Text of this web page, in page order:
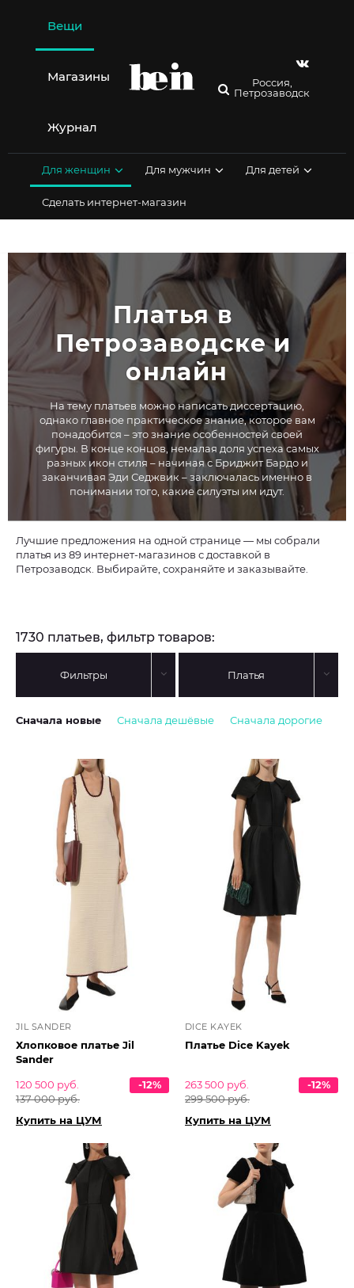
содержимому
Вещи
Магазины
Журнал
Россия,
Петрозаводск
Для женщин Для мужчин Для детей
Сделать интернет-магазин
Платья в
Петрозаводске и
онлайн
На тему платьев можно написать диссертацию,
однако главное практическое знание, которое вам
понадобится – это знание особенностей своей
фигуры. В конце концов, немалая доля успеха самых
разных икон стиля – начиная с Бриджит Бардо и
заканчивая Эди Седжвик – заключалась именно в
понимании того, какие силуэты им идут.
Лучшие предложения на одной странице — мы собрали
платья из 89 интернет-магазинов с доставкой в
Петрозаводск. Выбирайте, сохраняйте и заказывайте.
1730 платьев, фильтр товаров:
Фильтры Платья
Сначала новые Сначала дешёвые Сначала дорогие
JIL SANDER
Хлопковое платье Jil
Sander
120 500 руб.
137 000 руб.
-12%
Купить на ЦУМ
DICE KAYEK
Платье Dice Kayek
263 500 руб.
299 500 руб.
-12%
Купить на ЦУМ